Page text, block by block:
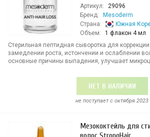
Артикул:
29096
Бренд:
Mesoderm
Страна:
Южная
Объем:
1 флакон 4 мл
Стерильная пептидная сыворотка для
замедлении роста, истончении и ослаблении
основные причины выпадения, улучшает
НЕТ В НАЛИЧИИ
не поступает c октября 2023
Мезококтейль для